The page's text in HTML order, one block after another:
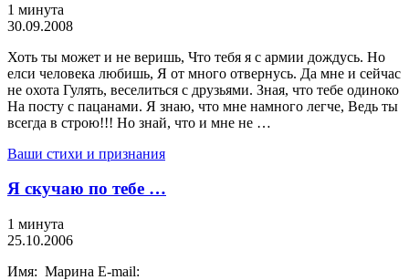
1 минута
30.09.2008
Хоть ты может и не веришь, Что тебя я с армии дождусь. Но
елси человека любишь, Я от много отвернусь. Да мне и сейчас
не охота Гулять, веселиться с друзьями. Зная, что тебе одиноко
На посту с пацанами. Я знаю, что мне намного легче, Ведь ты
всегда в строю!!! Но знай, что и мне не …
Ваши стихи и признания
Я скучаю по тебе …
1 минута
25.10.2006
Имя: Марина E-mail: